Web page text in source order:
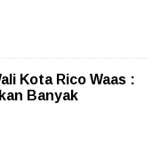
Kota Rico Waas :
Banyak